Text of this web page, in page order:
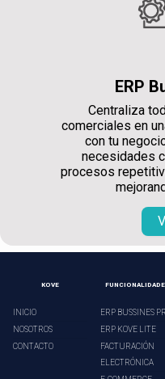
ERP
Centraliza
comerciales en
con tu
necesidades
procesos
KOVE
INICIO
NOSOTROS
CONTACTO
ERP BUSSINES
ERP KOVE LITE
FACTURACIÓN
ELECTRÓNICA